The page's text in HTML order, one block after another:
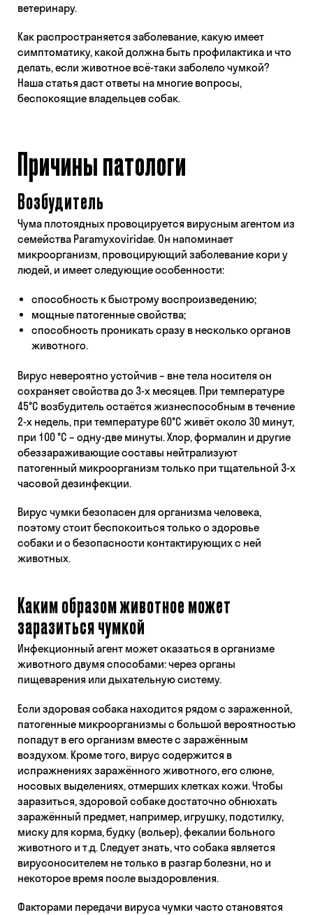
ветеринару.
Как распространяется заболевание, какую имеет
симптоматику, какой должна быть профилактика и что
делать, если животное всё-таки заболело чумкой?
Наша статья даст ответы на многие вопросы,
беспокоящие владельцев собак.
Причины патологи
Возбудитель
Чума плотоядных провоцируется вирусным агентом из
семейства Paramyxoviridae. Он напоминает
микроорганизм, провоцирующий заболевание кори у
людей, и имеет следующие особенности:
способность к быстрому воспроизведению;
мощные патогенные свойства;
способность проникать сразу в несколько органов
животного.
Вирус невероятно устойчив – вне тела носителя он
сохраняет свойства до 3-х месяцев. При температуре
45°C возбудитель остаётся жизнеспособным в течение
2-х недель, при температуре 60°C живёт около 30 минут,
при 100 °С – одну-две минуты. Хлор, формалин и другие
обеззараживающие составы нейтрализуют
патогенный микроорганизм только при тщательной 3-х
часовой дезинфекции.
Вирус чумки безопасен для организма человека,
поэтому стоит беспокоиться только о здоровье
собаки и о безопасности контактирующих с ней
животных.
Каким образом животное может
заразиться чумкой
Инфекционный агент может оказаться в организме
животного двумя способами: через органы
пищеварения или дыхательную систему.
Если здоровая собака находится рядом с зараженной,
патогенные микроорганизмы с большой вероятностью
попадут в его организм вместе с заражённым
воздухом. Кроме того, вирус содержится в
испражнениях заражённого животного, его слюне,
носовых выделениях, отмерших клетках кожи. Чтобы
заразиться, здоровой собаке достаточно обнюхать
заражённый предмет, например, игрушку, подстилку,
миску для корма, будку (вольер), фекалии больного
животного и т.д. Следует знать, что собака является
вирусоносителем не только в разгар болезни, но и
некоторое время после выздоровления.
Факторами передачи вируса чумки часто становятся